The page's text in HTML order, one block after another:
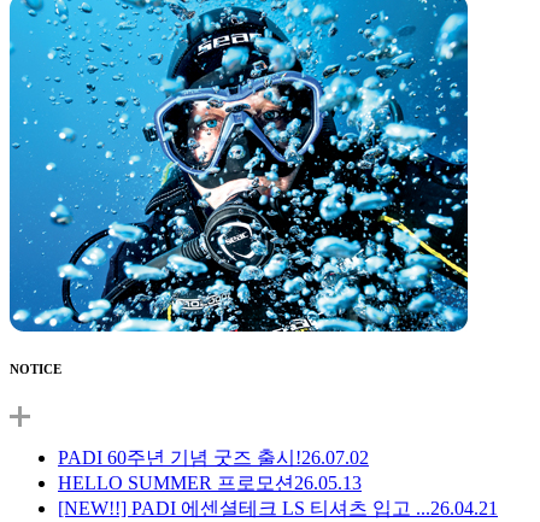
NOTICE
PADI 60주년 기념 굿즈 출시!26.07.02
HELLO SUMMER 프로모션 26.05.13
[NEW!!] PADI 에센셜테크 LS 티셔츠 입고 ...26.04.21